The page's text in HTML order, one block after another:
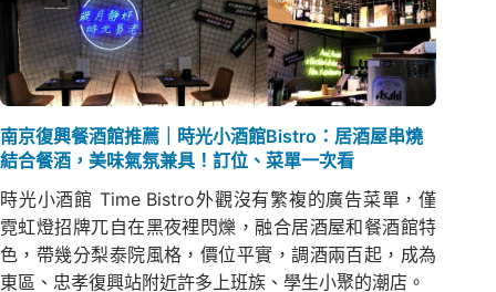
南京復興餐酒館推薦｜時光小酒館Bistro：居酒屋串燒
結合餐酒，美味氣氛兼具！訂位、菜單一次看
時光小酒館 Time Bistro外觀沒有繁複的廣告菜單，僅
霓虹燈招牌兀自在黑夜裡閃爍，融合居酒屋和餐酒館特
色，帶幾分梨泰院風格，價位平實，調酒兩百起，成為
東區、忠孝復興站附近許多上班族、學生小聚的潮店。